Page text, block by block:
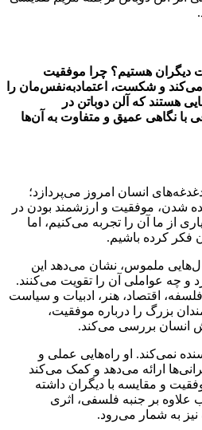
دیگران هستیم؟ چرا موفقیت
و شکست، اعتمادبه‌نفس‌مان را
هستند که آلن دوباتن در
با نگاهی عمیق و متفاوت به آن‌ها
انسان امروز می‌پردازد؛
شدن، موفقیت و ارزشمند بودن در
از ما آن را تجربه می‌کنیم، اما
فکر کرده باشیم.
ملموس، نشان می‌دهد این
چه عواملی آن را تقویت می‌کنند.
فلسفه، اقتصاد، هنر، ادبیات و سیاست
بزرگ را درباره موفقیت،
انسان بررسی می‌کند.
نمی‌کند. او راه‌هایی عملی و
ارائه می‌دهد و کمک می‌کند
و مقایسه با دیگران داشته
علاوه بر جنبه فلسفی، اثری
به شمار می‌رود.